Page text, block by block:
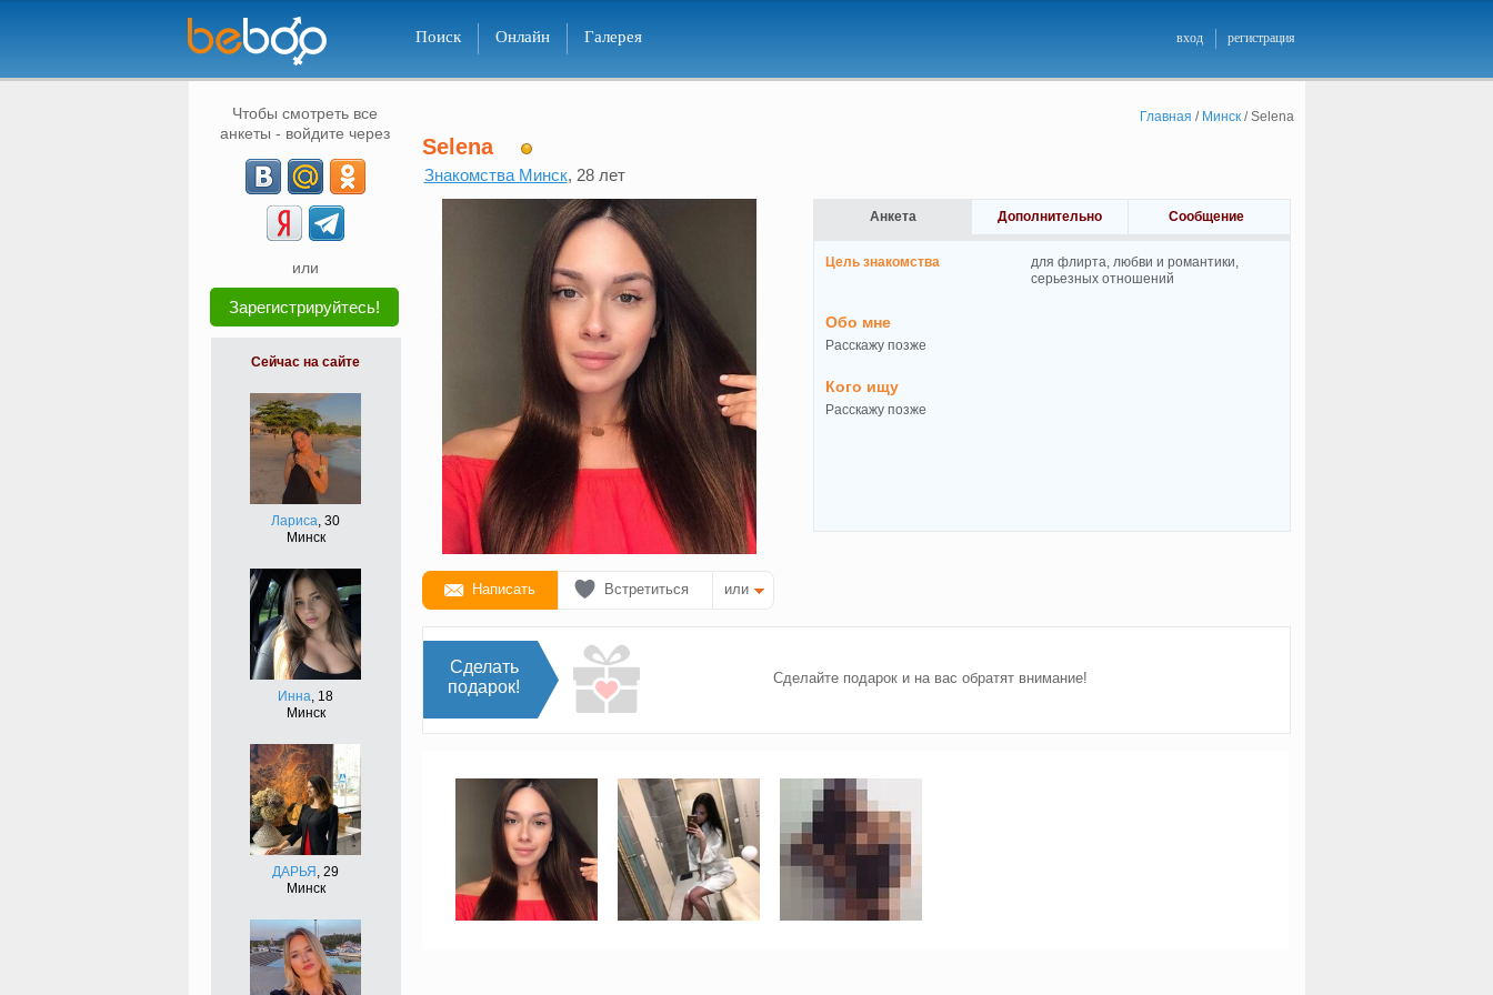
Поиск Онлайн Галерея вход регистрация
Чтобы смотреть все
анкеты - войдите через
или
Зарегистрируйтесь!
Сейчас на сайте
Лариса, 30
Минск
Инна, 18
Минск
ДАРЬЯ , 29
Минск
Главная / Минск/Selena
Selena
Знакомства Минск, 28 лет
Написать Встретиться или
Анкета Дополнительно Сообщение
Цель знакомства
для флирта, любви и романтики,
cерьезных отношений
Обо мне
Расскажу позже
Кого ищу
Расскажу позже
Сделать
подарок!
Сделайте подарок и на вас обратят внимание!